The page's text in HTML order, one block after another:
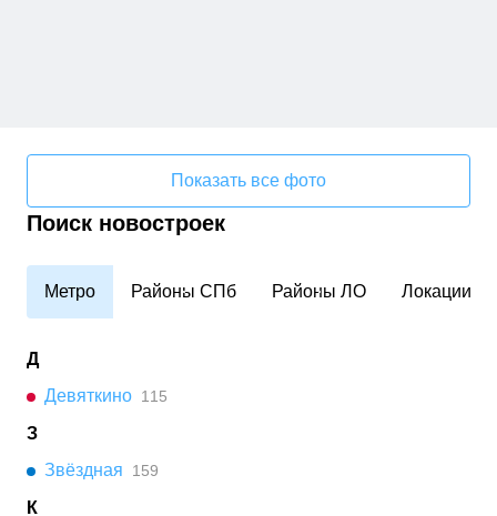
Показать все фото
Поиск новостроек
Метро Районы СПб Районы ЛО Локации
Д
Девяткино 115
З
Звёздная
159
К